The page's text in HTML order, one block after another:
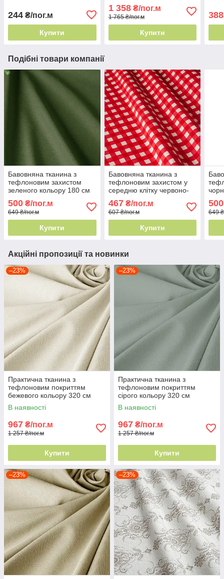
244 ₴/пог.м
Купити
1 358₴/пог.м
1 765 ₴/пог.м
Купити
388
Подібні товари компанії
Бавовняна тканина з
тефлоновим захистом
зеленого кольору 180 см
Туреччина - зберігає
вигляд ро 83170
500 ₴/пог.м
649 ₴/пог.м
Купити
Бавовняна тканина з
тефлоновим захистом у
середню клітку червоно-
біла 180 см Туреччина
467₴/пог.м
607 ₴/пог.м
Купити
500
649
Акційні пропозиції та новинки
–23%
Практична тканина з
тефлоновим покриттям
бежевого кольору 320 см
Туреччина для подушок та
чохлів
В наявності
967 ₴/пог.м
1 257 ₴/пог.м
Купити
–23%
Практична тканина з
тефлоновим покриттям
сірого кольору 320 см
Туреччина - зберігає вигляд
роками
В наявності
967 ₴/пог.м
1 257 ₴/пог.м
Купити
–23% –23%